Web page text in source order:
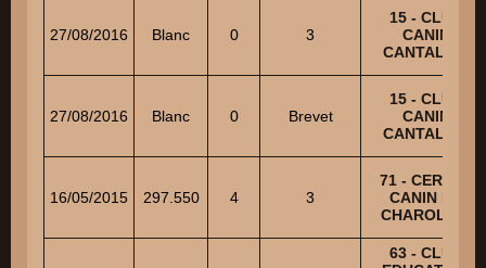
27/08/2016 Blanc 0 3
15 - CLUB
CANIN
CANTALIEN
27/08/2016 Blanc 0 Brevet
15 - CLUB
CANIN
CANTALIEN
16/05/2015 297.550 4 3
71 - CERCLE
CANIN DU
CHAROLAIS
63 - CLUB